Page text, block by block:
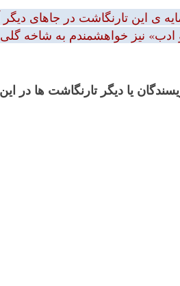
ی این تارنگاشت در جاهای دیگر
ادب» نیز خواهشمندم به شاخه گلی
یا دیگر تارنگاشت ها در